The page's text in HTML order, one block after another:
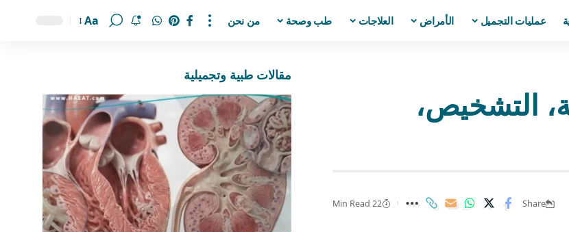
عمليات التجميل الأمراض العلاجات طب وصحة من نحن Aa
التشخيص،
Share
22 Min Read
مقالات طبية وتجميلية